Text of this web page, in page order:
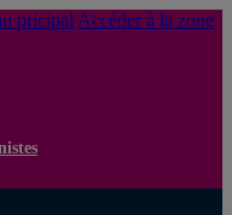
pricipal Accéder à la zone